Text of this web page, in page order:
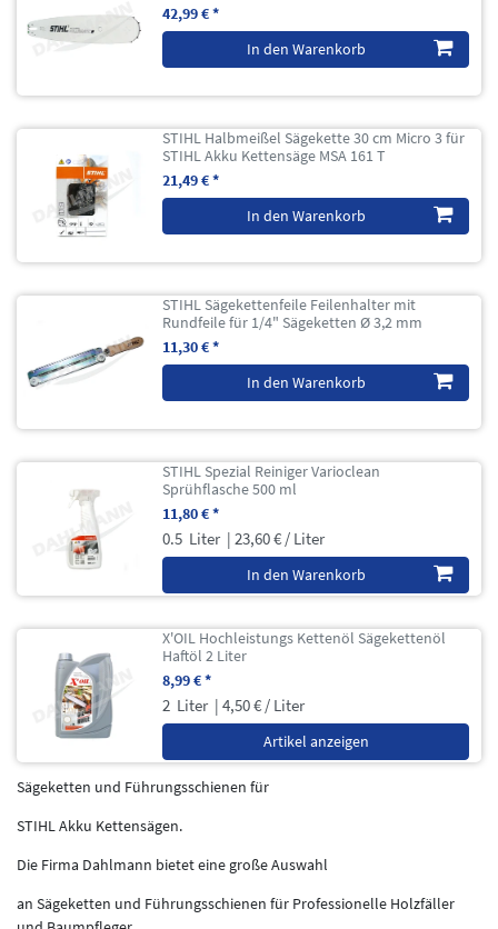
42,99 € *
In den Warenkorb
STIHL Halbmeißel Sägekette 30 cm Micro 3 für
STIHL Akku Kettensäge MSA 161 T
21,49 € *
In den Warenkorb
STIHL Sägekettenfeile Feilenhalter mit
Rundfeile für 1/4" Sägeketten Ø 3,2 mm
11,30 € *
In den Warenkorb
STIHL Spezial Reiniger Varioclean
Sprühflasche 500 ml
11,80 € *
0.5 Liter | 23,60 € / Liter
In den Warenkorb
X'OIL Hochleistungs Kettenöl Sägekettenöl
Haftöl 2 Liter
8,99 € *
2 Liter | 4,50 € / Liter
Artikel anzeigen
Sägeketten und Führungsschienen für
STIHL Akku Kettensägen.
Die Firma Dahlmann bietet eine große Auswahl
an Sägeketten und Führungsschienen für Professionelle Holzfäller